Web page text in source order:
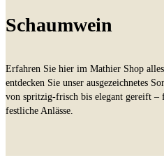
Schaumwein
Erfahren Sie hier im Mathier Shop
entdecken Sie unser ausgezeichnetes
von spritzig-frisch bis elegant gereift –
festliche Anlässe.